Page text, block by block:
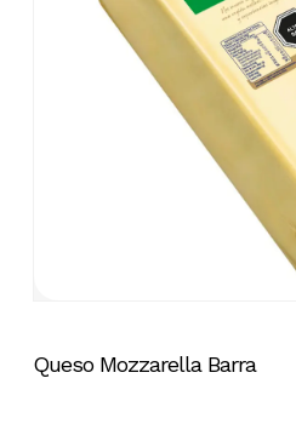
Queso Mozzarella Barra